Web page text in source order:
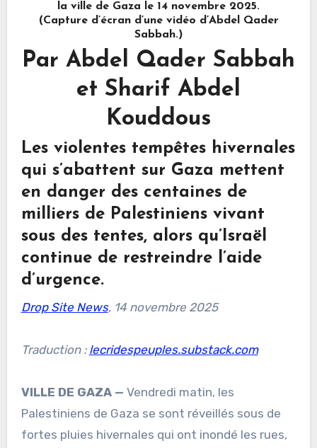
la ville de Gaza le 14 novembre 2025.
(Capture d’écran d’une vidéo d’Abdel Qader
Sabbah.)
Par Abdel Qader Sabbah
et Sharif Abdel
Kouddous
Les violentes tempêtes hivernales
qui s’abattent sur Gaza mettent
en danger des centaines de
milliers de Palestiniens vivant
sous des tentes, alors qu’Israël
continue de restreindre l’aide
d’urgence.
Drop Site News, 14 novembre 2025
Traduction : lecridespeuples.substack.com
VILLE DE GAZA — Vendredi matin, les
Palestiniens de Gaza se sont réveillés sous de
fortes pluies hivernales qui ont inondé les rues,